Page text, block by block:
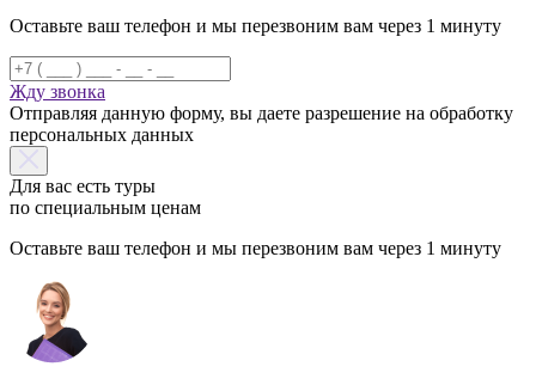
Оставьте ваш телефон и мы перезвоним вам через 1 минуту
Жду звонка
Отправляя данную форму, вы даете разрешение на обработку
персональных данных
Для вас есть туры
по специальным ценам
Оставьте ваш телефон и мы перезвоним вам через 1 минуту